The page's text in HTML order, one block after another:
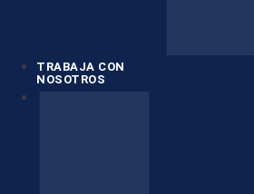
TRABAJA CON
NOSOTROS